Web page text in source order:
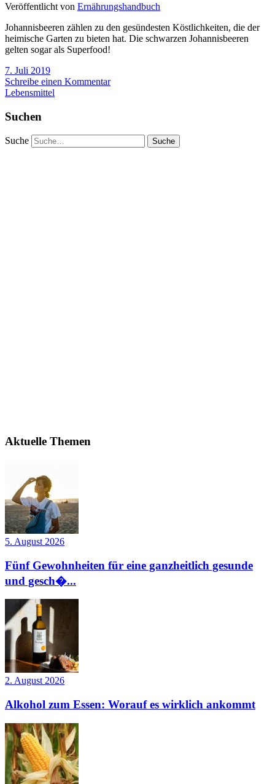
Veröffentlicht von Ernährungshandbuch
Johannisbeeren zählen zu den gesündesten Köstlichkeiten, die der
heimische Garten zu bieten hat. Die schwarzen Johannisbeeren
gelten sogar als Superfood!
7. Juli 2019
Schreibe einen Kommentar
Lebensmittel
Suchen
Suche
Aktuelle Themen
5. August 2026
Fünf Gewohnheiten für eine ganzheitlich gesunde
und gesch�...
2. August 2026
Alkohol zum Essen: Worauf es wirklich ankommt